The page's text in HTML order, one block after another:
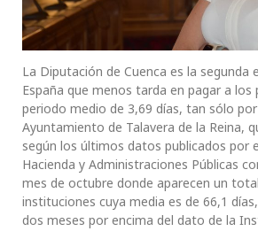
La Diputación de Cuenca es la segunda
España que menos tarda en pagar a los
periodo medio de 3,69 días, tan sólo
Ayuntamiento de Talavera de la Reina,
según los últimos datos publicados por
Hacienda y Administraciones Públicas
mes de octubre donde aparecen un
instituciones cuya media es de 66,1
dos meses por encima del dato de la